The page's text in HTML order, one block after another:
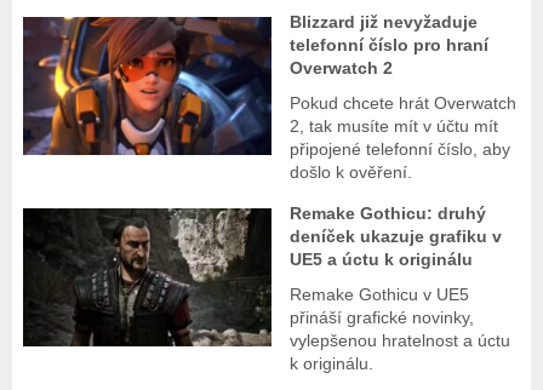
Blizzard již nevyžaduje
telefonní číslo pro hraní
Overwatch 2
Pokud chcete hrát Overwatch
2, tak musíte mít v účtu mít
připojené telefonní číslo, aby
došlo k ověření.
Remake Gothicu: druhý
deníček ukazuje grafiku v
UE5 a úctu k originálu
Remake Gothicu v UE5
přináší grafické novinky,
vylepšenou hratelnost a úctu
k originálu.